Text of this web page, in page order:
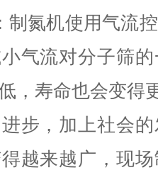
氮机使用气流控
气流对分子筛
，寿命也会变得
，加上社会的
越来越广，现